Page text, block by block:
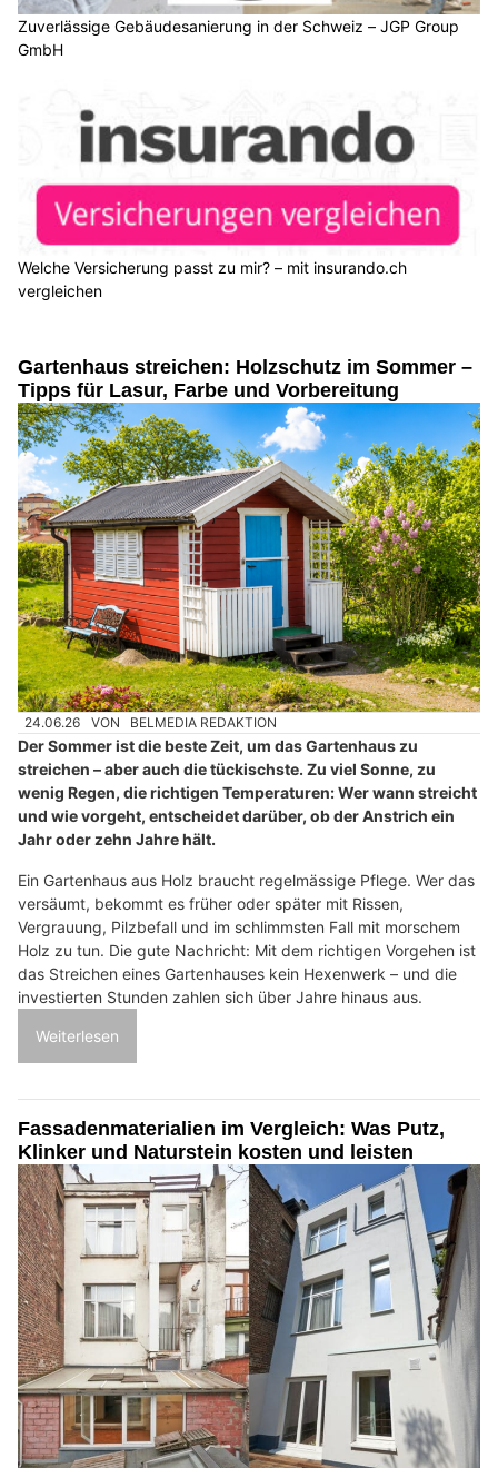
Zuverlässige Gebäudesanierung in der Schweiz – JGP Group
GmbH
Welche Versicherung passt zu mir? – mit insurando.ch
vergleichen
Gartenhaus streichen: Holzschutz im Sommer –
Tipps für Lasur, Farbe und Vorbereitung
24.06.26 VON BELMEDIA REDAKTION
Der Sommer ist die beste Zeit, um das Gartenhaus zu
streichen – aber auch die tückischste. Zu viel Sonne, zu
wenig Regen, die richtigen Temperaturen: Wer wann streicht
und wie vorgeht, entscheidet darüber, ob der Anstrich ein
Jahr oder zehn Jahre hält.
Ein Gartenhaus aus Holz braucht regelmässige Pflege. Wer das
versäumt, bekommt es früher oder später mit Rissen,
Vergrauung, Pilzbefall und im schlimmsten Fall mit morschem
Holz zu tun. Die gute Nachricht: Mit dem richtigen Vorgehen ist
das Streichen eines Gartenhauses kein Hexenwerk – und die
investierten Stunden zahlen sich über Jahre hinaus aus.
Weiterlesen
Fassadenmaterialien im Vergleich: Was Putz,
Klinker und Naturstein kosten und leisten